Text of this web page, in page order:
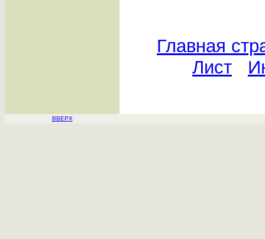
Главная
Лист
ВВЕРХ